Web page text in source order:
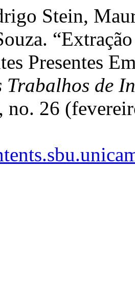
Stein,
Presentes
Trabalhos de
, no. 26